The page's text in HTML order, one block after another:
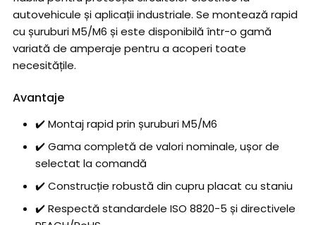
autovehicule și aplicații industriale. Se montează rapid
cu șuruburi M5/M6 și este disponibilă într-o gamă
variată de amperaje pentru a acoperi toate
necesitățile.
Avantaje
✔️ Montaj rapid prin șuruburi M5/M6
✔️ Gama completă de valori nominale, ușor de
selectat la comandă
✔️ Construcție robustă din cupru placat cu staniu
✔️ Respectă standardele ISO 8820-5 și directivele